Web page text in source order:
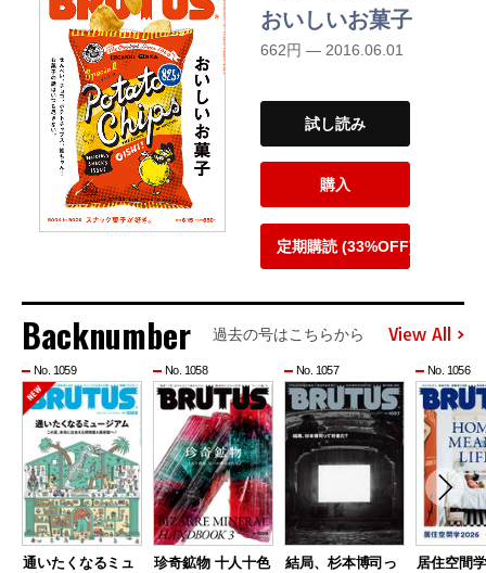
おいしいお菓子
662円 — 2016.06.01
試し読み
購入
定期購読 (33%OFF)
Backnumber 過去の号はこちらから View All
No. 1059
通いたくなるミュ
No. 1058
珍奇鉱物 十人十色
No. 1057
結局、杉本博司っ
No. 1056
居住空間